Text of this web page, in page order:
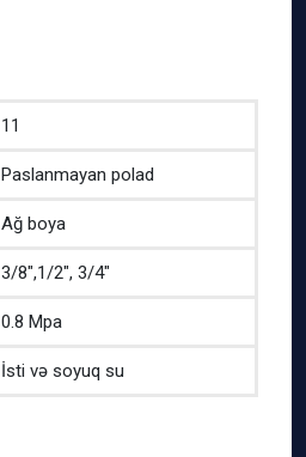
11
Paslanmayan polad
Ağ boya
3/8″,1/2″, 3/4″
0.8 Mpa
İsti və soyuq su